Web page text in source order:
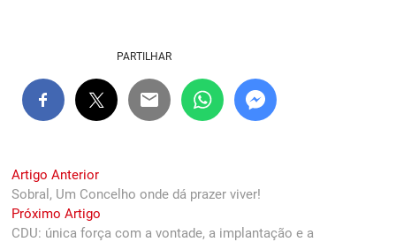
PARTILHAR
Navegação
de
artigos
Artigo AnteriorPrevious
post:
Sobral, Um Concelho onde dá prazer viver!
Próximo Artigo
post:
CDU: única força com a vontade, a implantação e a